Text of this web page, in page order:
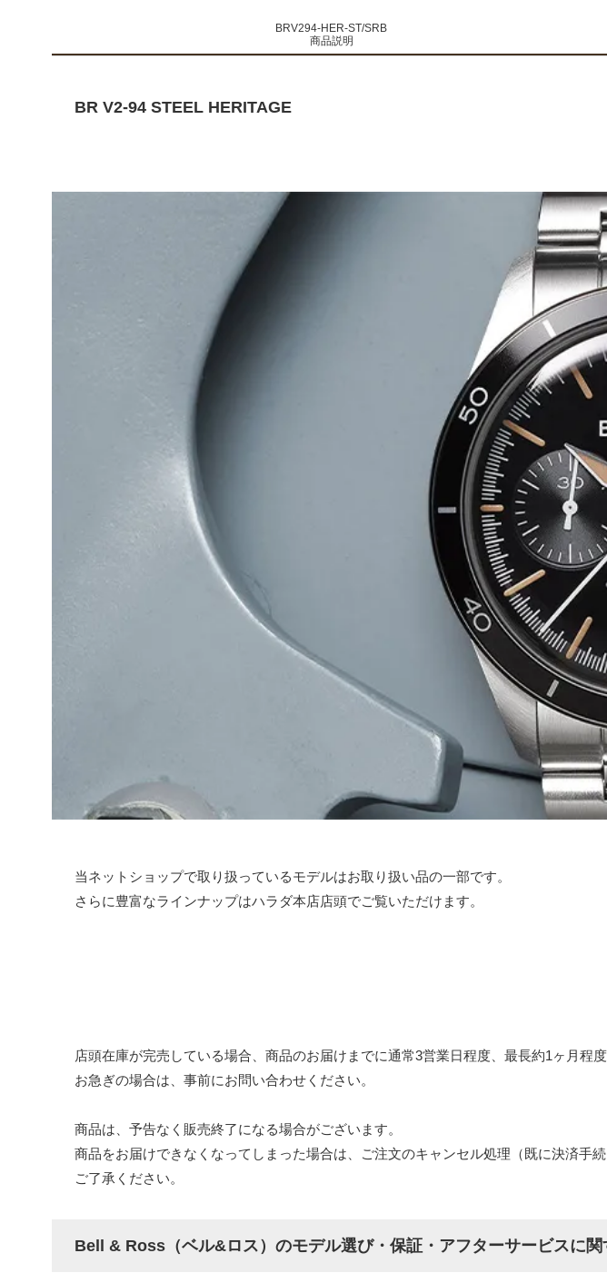
BRV294-HER-ST/SRB
商品説明
BR V2-94 STEEL HERITAGE
当ネットショップで取り扱っているモデルはお取り扱い品の一部です。
さらに豊富なラインナップはハラダ本店店頭でご覧いただけます。
店頭在庫が完売している場合、商品のお届けまでに通常3営業日程度、最長約1ヶ月程
お急ぎの場合は、事前にお問い合わせください。
商品は、予告なく販売終了になる場合がございます。
商品をお届けできなくなってしまった場合は、ご注文のキャンセル処理（既に決済
ご了承ください。
Bell & Ross（ベル&ロス）のモデル選び・保証・アフターサービスに関